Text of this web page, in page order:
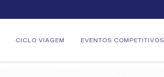
CICLO VIAGEM EVENTOS COMPETITIVOS